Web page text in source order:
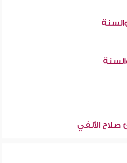
صلاح الألفي